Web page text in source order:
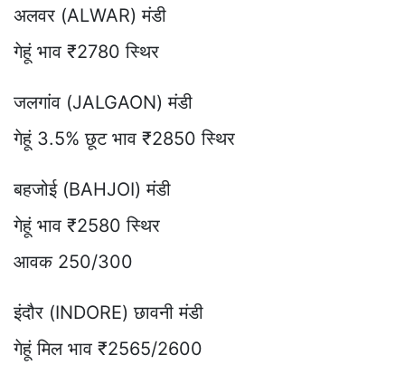
अलवर (ALWAR) मंडी
गेहूं भाव ₹2780 स्थिर
जलगांव (JALGAON) मंडी
गेहूं 3.5% छूट भाव ₹2850 स्थिर
बहजोई (BAHJOI) मंडी
गेहूं भाव ₹2580 स्थिर
आवक 250/300
इंदौर (INDORE) छावनी मंडी
गेहूं मिल भाव ₹2565/2600